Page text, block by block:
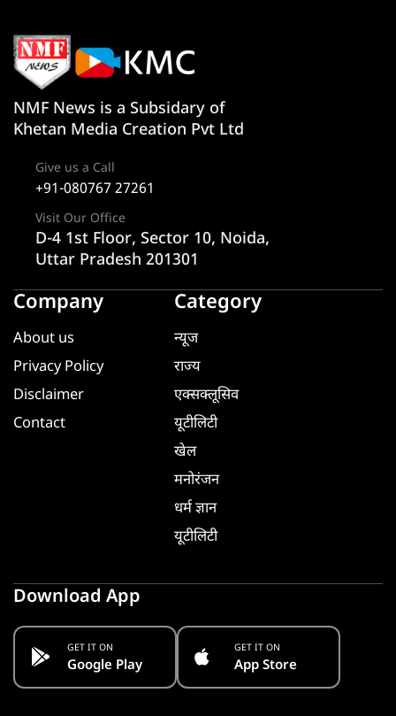
NMF News is a Subsidary of
Khetan Media Creation Pvt Ltd
Give us a Call
+91-080767 27261
Visit Our Office
D-4 1st Floor, Sector 10, Noida,
Uttar Pradesh 201301
Company
About us
Privacy Policy
Disclaimer
Contact
Category
न्यूज
राज्य
एक्सक्लूसिव
यूटीलिटी
खेल
मनोरंजन
धर्म ज्ञान
यूटीलिटी
Download App
GET IT ON
Google Play
GET IT ON
App Store